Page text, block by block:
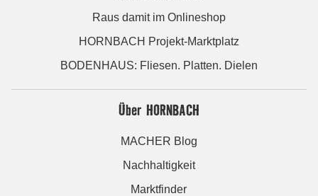
Raus damit im Onlineshop
HORNBACH Projekt-Marktplatz
BODENHAUS: Fliesen. Platten. Dielen
Über HORNBACH
MACHER Blog
Nachhaltigkeit
Marktfinder